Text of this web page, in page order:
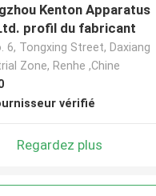
Kenton Apparatus
profil du fabricant
6, Tongxing Street, Daxiang
Zone, Renhe ,Chine
vérifié
Regardez plus